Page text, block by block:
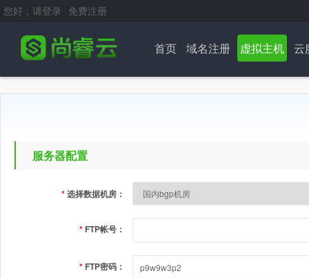
您好，请登录 免费注册
首页 域名注册 虚拟主机 云
服务器配置
*选择数据机房：
* FTP帐号：
* FTP密码：